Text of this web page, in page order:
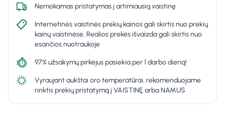
Nemokamas pristatymas į artimiausią vaistinę
Internetinės vaistinės prekių kainos gali skirtis nuo prekių
kainų vaistinėse. Realios prekės išvaizda gali skirtis nuo
esančios nuotraukoje
97% užsakymų pirkėjus pasiekia per 1 darbo dieną!
Vyraujant aukštai oro temperatūrai, rekomenduojame
rinktis prekių pristatymą į VAISTINĘ arba NAMUS